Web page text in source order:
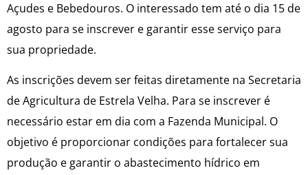
Açudes e Bebedouros. O interessado tem até o dia 15 de
agosto para se inscrever e garantir esse serviço para
sua propriedade.
As inscrições devem ser feitas diretamente na Secretaria
de Agricultura de Estrela Velha. Para se inscrever é
necessário estar em dia com a Fazenda Municipal. O
objetivo é proporcionar condições para fortalecer sua
produção e garantir o abastecimento hídrico em